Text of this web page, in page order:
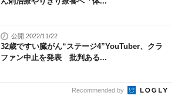
公開 2022/11/22
32歳ですい臓がん“ステージ4”YouTuber、クラ
ファン中止を発表 批判ある...
Recommended by